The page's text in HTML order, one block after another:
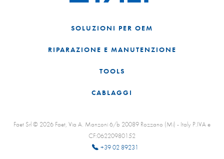
SOLUZIONI PER OEM
RIPARAZIONE E MANUTENZIONE
TOOLS
CABLAGGI
Faet Srl © 2026 Faet, Via A. Manzoni 6/b 20089 Rozzano (Mi) - Italy P.IVA e
CF:06220980152
+39 02 89231